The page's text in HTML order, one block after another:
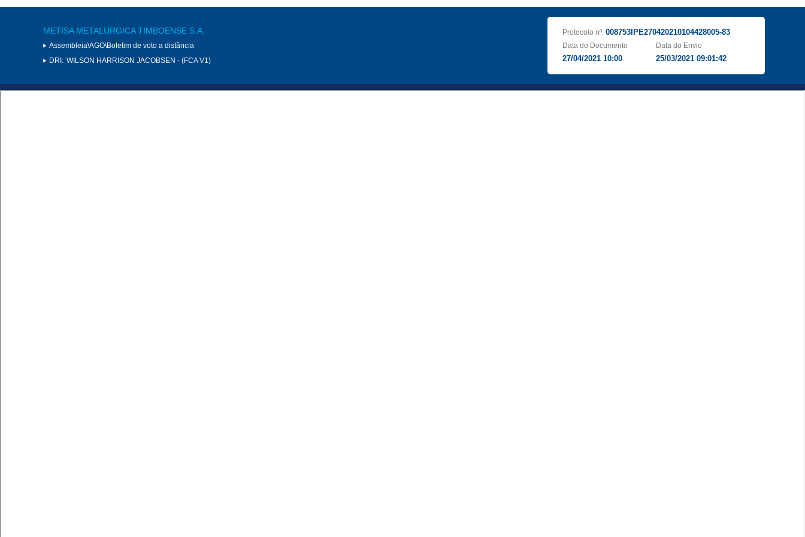
METISA METALURGICA TIMBOENSE S.A.
Assembleia\AGO\Boletim de voto a distância
DRI: WILSON HARRISON JACOBSEN - (FCA V1)
Protocolo nº: 008753IPE270420210104428005-83
Data do Documento
27/04/2021 10:00
Data do Envio
25/03/2021 09:01:42